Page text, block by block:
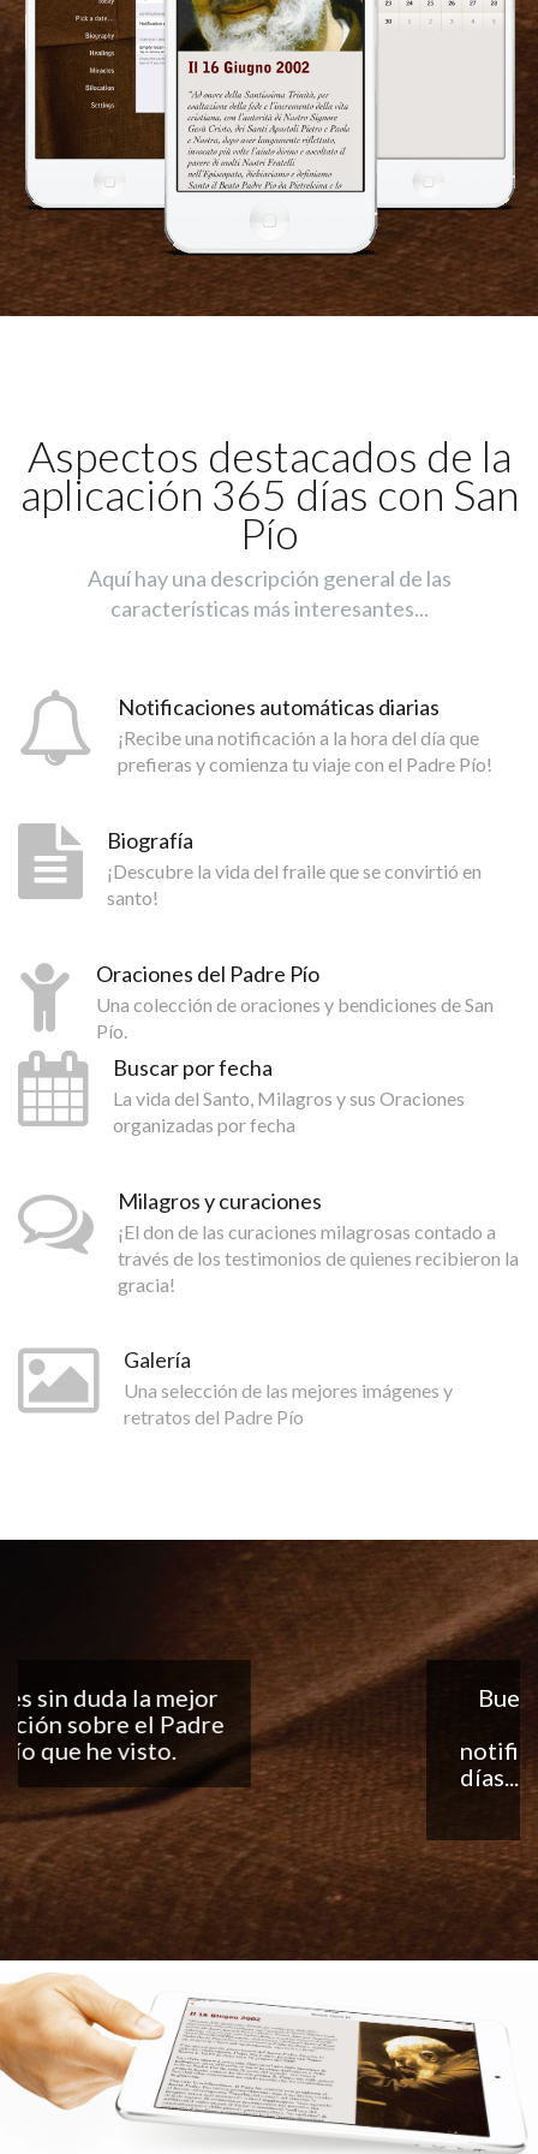
Aspectos destacados de la
aplicación 365 días con San
Pío
Aquí hay una descripción general de las
características más interesantes...
Notificaciones automáticas diarias
¡Recibe una notificación a la hora del día que
prefieras y comienza tu viaje con el Padre Pío!
Biografía
¡Descubre la vida del fraile que se convirtió en
santo!
Oraciones del Padre Pío
Una colección de oraciones y bendiciones de San
Pío.
Buscar por fecha
La vida del Santo, Milagros y sus Oraciones
organizadas por fecha
Milagros y curaciones
¡El don de las curaciones milagrosas contado a
través de los testimonios de quienes recibieron la
gracia!
Galería
Una selección de las mejores imágenes y
retratos del Padre Pío
Buena aplicación, me
encantan las
notificaciones todos los
días... ¡Sigan con el buen
trabajo!